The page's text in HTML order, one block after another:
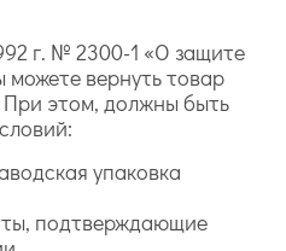
г. № 2300-1 «О защите
можете вернуть товар
этом, должны быть
упаковка
подтверждающие